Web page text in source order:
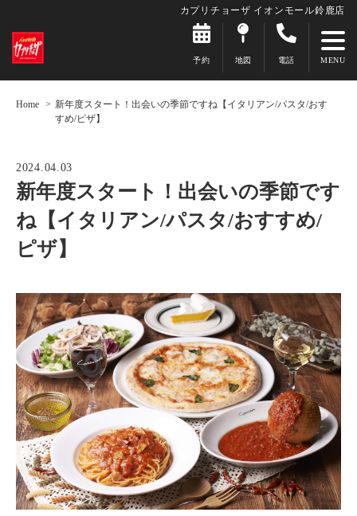
カプリチョーザ イオンモール鈴鹿店
予約 地図 電話
Home
新年度スタート！出会いの季節ですね【イタリアン/パスタ/おす
すめ/ピザ】
2024.04.03
新年度スタート！出会いの季節です
ね【イタリアン/パスタ/おすすめ/
ピザ】